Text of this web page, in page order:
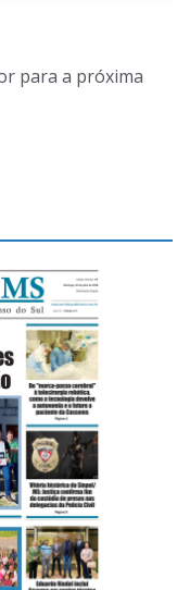
para a próxima